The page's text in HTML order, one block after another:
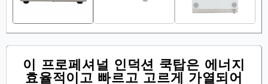
이 프로페셔널 인덕션 쿡탑은 에너지
효율적이고 빠르고 고르게 가열되어